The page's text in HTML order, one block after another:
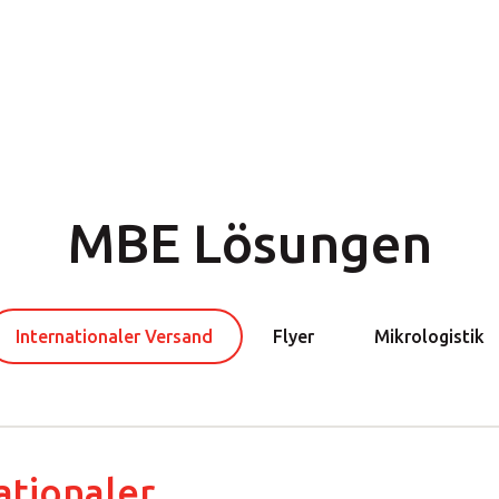
MBE Lösungen
Internationaler Versand Flyer Mikrologistik